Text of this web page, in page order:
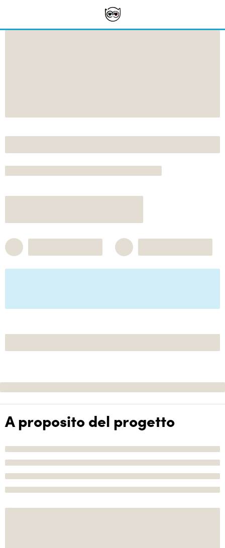
A proposito del progetto